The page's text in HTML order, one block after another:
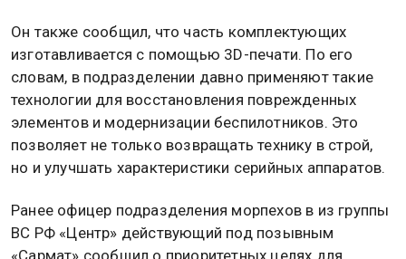
Он также сообщил, что часть комплектующих
изготавливается с помощью 3D-печати. По его
словам, в подразделении давно применяют такие
технологии для восстановления поврежденных
элементов и модернизации беспилотников. Это
позволяет не только возвращать технику в строй,
но и улучшать характеристики серийных аппаратов.
Ранее офицер подразделения морпехов в из группы
ВС РФ «Центр» действующий под позывным
«Сармат» сообщил о приоритетных целях для